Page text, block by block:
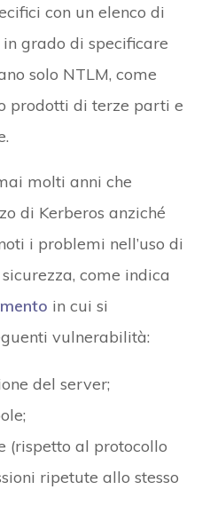
con un elenco di
grado di specificare
solo NTLM, come
prodotti di terze parti e
molti anni che
di Kerberos anziché
i problemi nell’uso di
come indica
in cui si
vulnerabilità:
del server;
(rispetto al protocollo
ripetute allo stesso